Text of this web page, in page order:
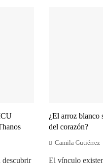
descubrir
¿El arroz blanco
del corazón?
Camila Gutiérrez
El vínculo